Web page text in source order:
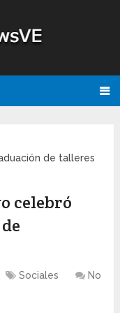
de talleres
celebró
Sociales
No